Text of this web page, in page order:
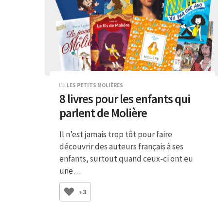
LES PETITS MOLIÈRES
8 livres pour les enfants qui
parlent de Molière
Il n’est jamais trop tôt pour faire
découvrir des auteurs français à ses
enfants, surtout quand ceux-ci ont eu
une…
+3